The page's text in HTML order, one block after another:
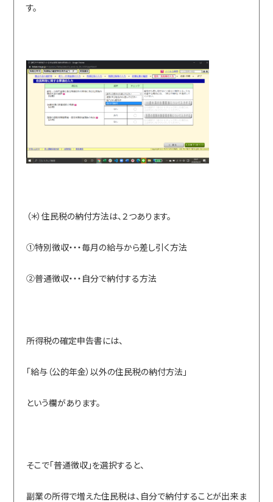
す。
（＊）住民税の納付方法は、２つあります。
①特別徴収・・・毎月の給与から差し引く方法
②普通徴収・・・自分で納付する方法
所得税の確定申告書には、
「給与（公的年金）以外の住民税の納付方法」
という欄があります。
そこで「普通徴収」を選択すると、
副業の所得で増えた住民税は、自分で納付することが出来ま